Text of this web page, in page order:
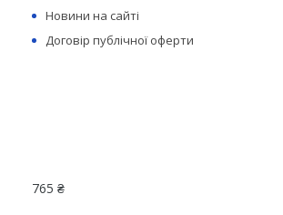
Новини на сайті
Договір публічної оферти
765 ₴